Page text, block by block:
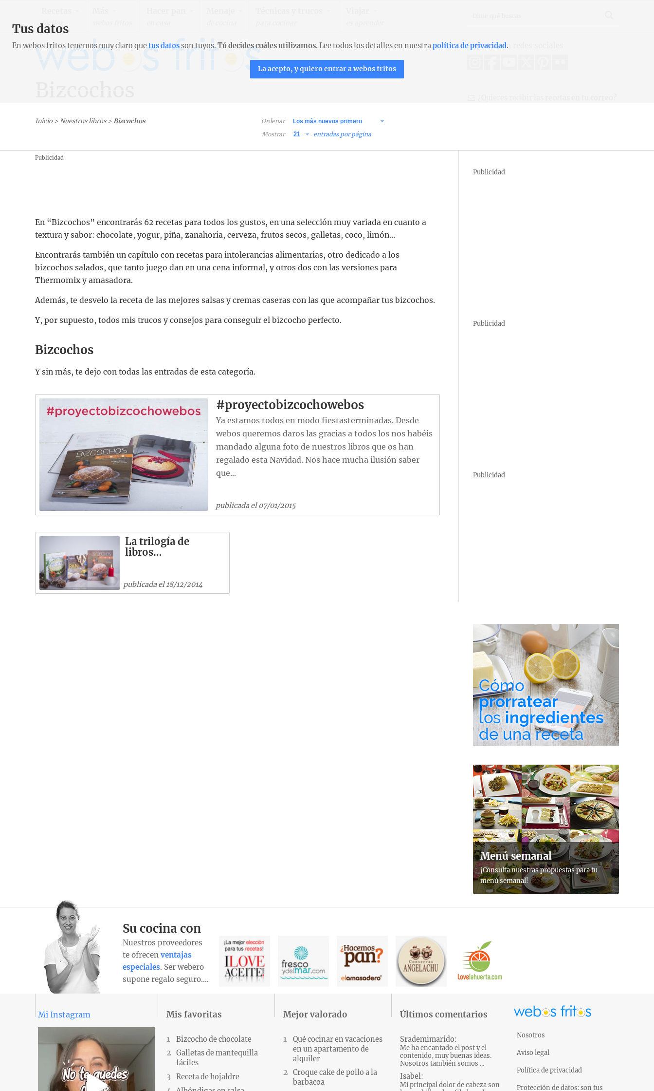
fáciles
Inicio> Nuestros libros> Bizcochos
Ordenar
Mostrar
entradas por página
Síguenos en redes sociales
Publicidad
En “Bizcochos” encontrarás 62 recetas para todos los gustos, en una selección muy variada en cuanto a
textura y sabor: chocolate, yogur, piña, zanahoria, cerveza, frutos secos, galletas, coco, limón…
Encontrarás también un capítulo con recetas para intolerancias alimentarias, otro dedicado a los
bizcochos salados, que tanto juego dan en una cena informal, y otros dos con las versiones para
Thermomix y amasadora.
Además, te desvelo la receta de las mejores salsas y cremas caseras con las que acompañar tus bizcochos.
Y, por supuesto, todos mis trucos y consejos para conseguir el bizcocho perfecto.
Bizcochos
Y sin más, te dejo con todas las entradas de esta categoría.
#proyectobizcochowebos
Ya estamos todos en modo fiestasterminadas. Desde
webos queremos daros las gracias a todos los nos habéis
mandado alguna foto de nuestros libros que os han
regalado esta Navidad. Nos hace mucha ilusión saber
que...
publicada el 07/01/2015
La trilogía de
libros…
publicada el 18/12/2014
Publicidad
Publicidad
Publicidad
Menú semanal
¡Consulta nuestras propuestas para tu
menú semanal!
Su cocina con
Nuestros proveedores
te ofrecen ventajas
especiales. Ser webero
supone regalo seguro….
Mi Instagram Mis favoritas
Bizcocho de chocolate
Galletas de mantequilla
fáciles
Receta de hojaldre
Mejor valorado
Qué cocinar en vacaciones
en un apartamento de
alquiler
Croque cake de pollo a la
barbacoa
Últimos comentarios
Srademimarido:
Me ha encantado el post y el
contenido, muy buenas ideas.
Nosotros también somos ...
Isabel:
Mi principal dolor de cabeza son
Nosotros
Aviso legal
Política de privacidad
Protección de datos: son tus
Tus datos
En webos fritos tenemos muy claro quetus datosson tuyos. Tú decides cuáles utilizamos.Lee todos los detalles en nuestrapolítica de privacidad.
La acepto, y quiero entrar a webos fritos